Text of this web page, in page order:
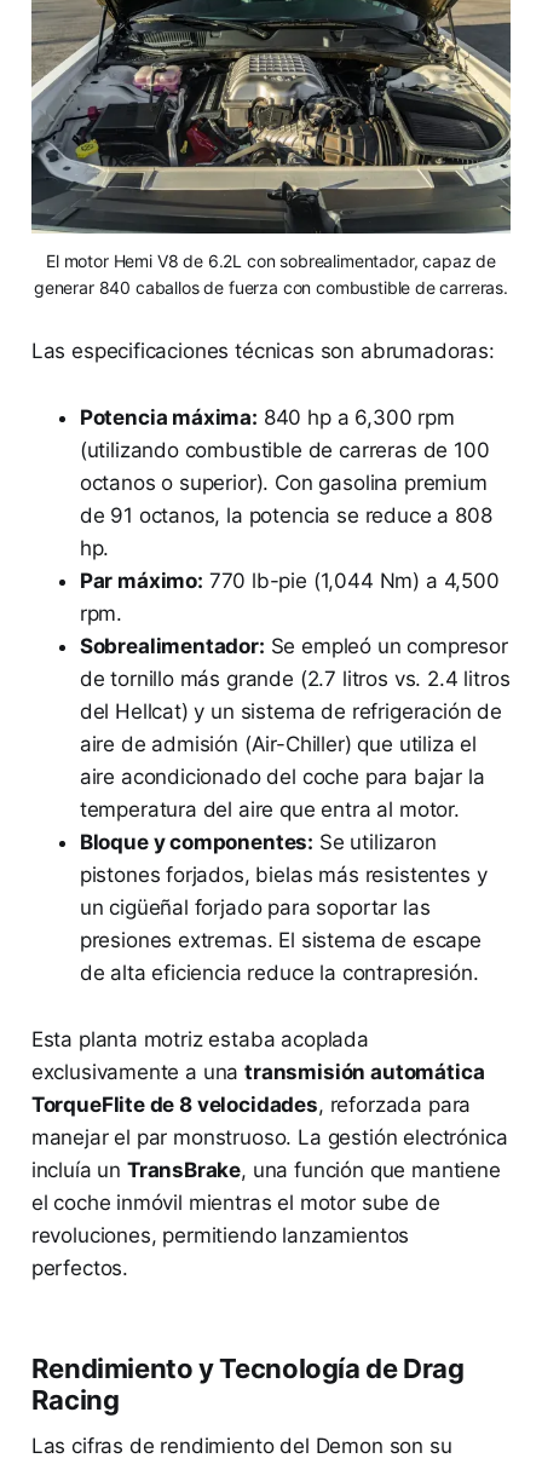
El motor Hemi V8 de 6.2L con sobrealimentador, capaz de
generar 840 caballos de fuerza con combustible de carreras.
Las especificaciones técnicas son abrumadoras:
Potencia máxima: 840 hp a 6,300 rpm
(utilizando combustible de carreras de 100
octanos o superior). Con gasolina premium
de 91 octanos, la potencia se reduce a 808
hp.
Par máximo: 770 lb-pie (1,044 Nm) a 4,500
rpm.
Sobrealimentador: Se empleó un compresor
de tornillo más grande (2.7 litros vs. 2.4 litros
del Hellcat) y un sistema de refrigeración de
aire de admisión (Air-Chiller) que utiliza el
aire acondicionado del coche para bajar la
temperatura del aire que entra al motor.
Bloque y componentes: Se utilizaron
pistones forjados, bielas más resistentes y
un cigüeñal forjado para soportar las
presiones extremas. El sistema de escape
de alta eficiencia reduce la contrapresión.
Esta planta motriz estaba acoplada
exclusivamente a unatransmisión automática
TorqueFlite de 8 velocidades, reforzada para
manejar el par monstruoso. La gestión electrónica
incluía un TransBrake, una función que mantiene
el coche inmóvil mientras el motor sube de
revoluciones, permitiendo lanzamientos
perfectos.
Rendimiento y Tecnología de Drag
Racing
Las cifras de rendimiento del Demon son su